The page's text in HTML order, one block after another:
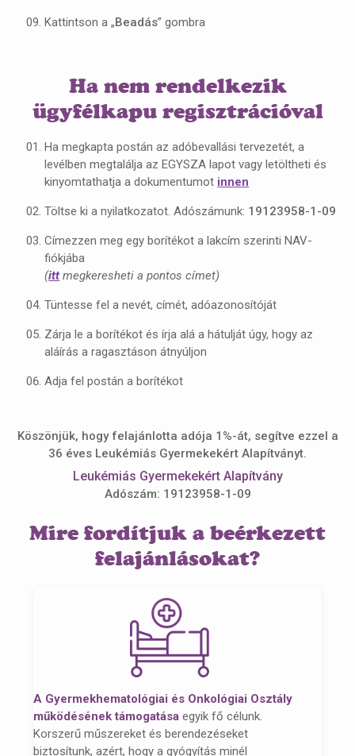
Kattintson a „Beadás” gombra
Ha nem rendelkezik
ügyfélkapu regisztrációval
Ha megkapta postán az adóbevallási tervezetét, a
levélben megtalálja az EGYSZA lapot vagy letöltheti és
kinyomtathatja a dokumentumot innen
Töltse ki a nyilatkozatot. Adószámunk: 19123958-1-09
Címezzen meg egy borítékot a lakcím szerinti NAV-
fiókjába
(itt megkeresheti a pontos címet)
Tüntesse fel a nevét, címét, adóazonosítóját
Zárja le a borítékot és írja alá a hátulját úgy, hogy az
aláírás a ragasztáson átnyúljon
Adja fel postán a borítékot
Köszönjük, hogy felajánlotta adója 1%-át, segítve ezzel a
36 éves Leukémiás Gyermekekért Alapítványt.
Leukémiás Gyermekekért Alapítvány
Adószám: 19123958-1-09
Mire fordítjuk a beérkezett
felajánlásokat?
A Gyermekhematológiai és Onkológiai Osztály
működésének támogatásaegyik fő célunk.
Korszerű műszereket és berendezéseket
biztosítunk, azért, hogy a gyógyítás minél